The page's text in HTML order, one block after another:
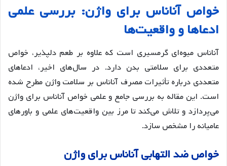
خواص آناناس برای واژن:بررسی علمی
ادعاهاوواقعیتها
آناناس میوه‌ای گرمسیری است که علاوه بر طعم دلپذیر، خواص
متعددی برای سلامتی بدن دارد. در سال‌های اخیر، ادعاهای
متعددی درباره تأثیرات مصرف آناناس بر سلامت واژن مطرح شده
است. این مقاله به بررسی جامع و علمی خواص آناناس برای واژن
می‌پردازد و تلاش می‌کند تا مرز بین واقعیت‌های علمی و باورهای
عامیانه را مشخص سازد.
خواصضد التهابیآناناسبرایواژن